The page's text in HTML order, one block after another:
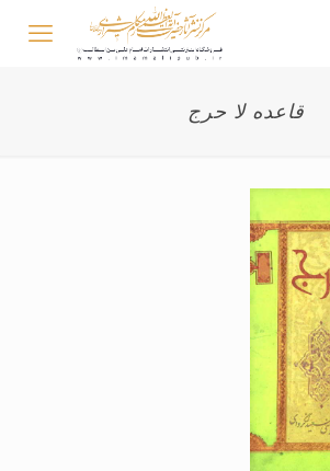
قاعده لا حرج